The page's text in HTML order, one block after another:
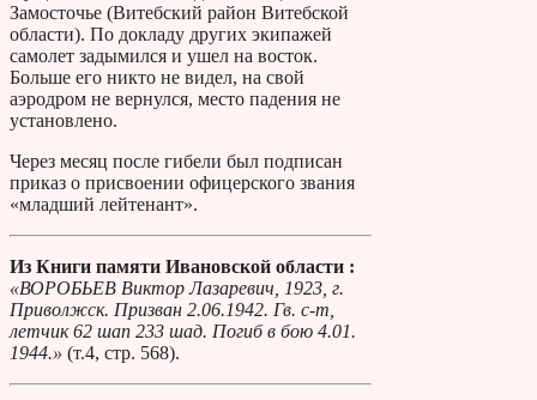
Замосточье (Витебский район Витебской
области). По докладу других экипажей
самолет задымился и ушел на восток.
Больше его никто не видел, на свой
аэродром не вернулся, место падения не
установлено.
Через месяц после гибели был подписан
приказ о присвоении офицерского звания
«младший лейтенант».
Из Книги памяти Ивановской области :
«ВОРОБЬЕВ Виктор Лазаревич, 1923, г.
Приволжск. Призван 2.06.1942. Гв. с-т,
летчик 62 шап 233 шад. Погиб в бою 4.01.
1944.» (т.4, стр. 568).